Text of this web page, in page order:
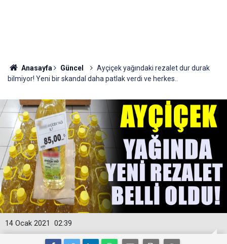
Anasayfa Güncel
Ayçiçek yağındaki rezalet dur durak
bilmiyor! Yeni bir skandal daha patlak verdi ve herkes..
02:39
14 Ocak 2021